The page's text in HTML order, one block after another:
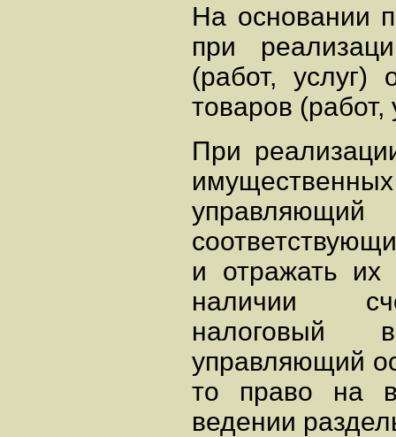
На основании
при
(работ, услуг)
товаров (работ,
При
и отражать
наличии
налоговый
управляющий
то право на
ведении